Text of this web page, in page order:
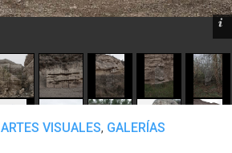
ARTES VISUALES, GALERÍAS